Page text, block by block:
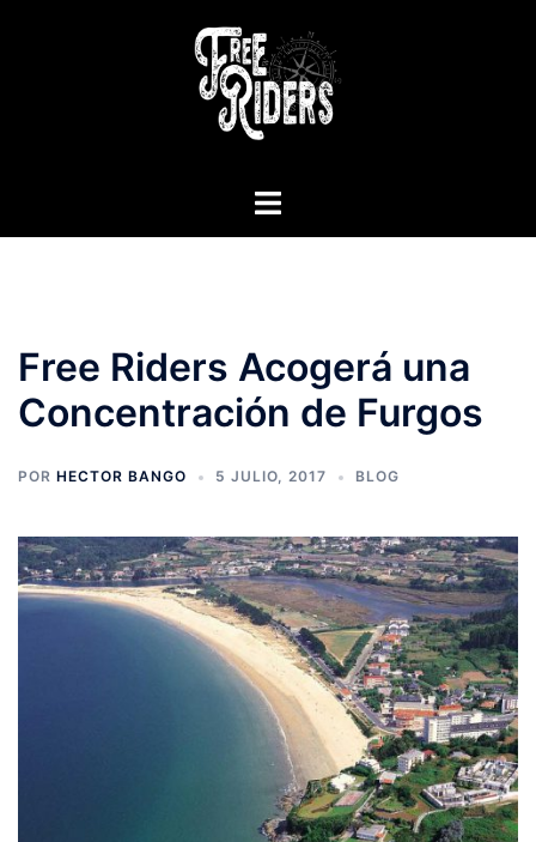
Alternar
Free Riders Acogerá una
Concentración de Furgos
POR HECTOR BANGO 5 JULIO, 2017 BLOG